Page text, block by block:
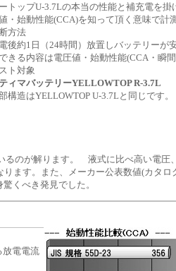
トップU-3.7Lの本当の性能と補充電を
・始動性能(CCA)を知って頂く意味で計
方法
後約1日（24時間）放置しバッテリーが
きる内容は電圧値・始動性能(CCA・瞬間
ト対象
ィマバッテリーYELLOWTOP R-3.7L
構造はYELLOWTOP U-3.7Lと同じです。
るのが解ります。 液式に比べ高い電圧
ます。また、メーカー公表数値(カタロ
くべき発見でした。
放電電流